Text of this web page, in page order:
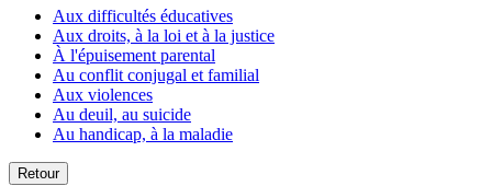
Aux difficultés éducatives
Aux droits, à la loi et à la justice
À l'épuisement parental
Au conflit conjugal et familial
Aux violences
Au deuil, au suicide
Au handicap, à la maladie
Retour